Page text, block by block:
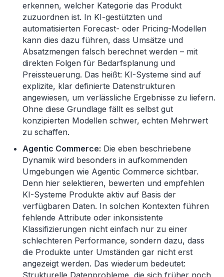
erkennen, welcher Kategorie das Produkt
zuzuordnen ist. In KI-gestützten und
automatisierten Forecast- oder Pricing-Modellen
kann dies dazu führen, dass Umsätze und
Absatzmengen falsch berechnet werden – mit
direkten Folgen für Bedarfsplanung und
Preissteuerung. Das heißt: KI-Systeme sind auf
explizite, klar definierte Datenstrukturen
angewiesen, um verlässliche Ergebnisse zu liefern.
Ohne diese Grundlage fällt es selbst gut
konzipierten Modellen schwer, echten Mehrwert
zu schaffen.
Agentic Commerce: Die eben beschriebene
Dynamik wird besonders in aufkommenden
Umgebungen wie Agentic Commerce sichtbar.
Denn hier selektieren, bewerten und empfehlen
KI-Systeme Produkte aktiv auf Basis der
verfügbaren Daten. In solchen Kontexten führen
fehlende Attribute oder inkonsistente
Klassifizierungen nicht einfach nur zu einer
schlechteren Performance, sondern dazu, dass
die Produkte unter Umständen gar nicht erst
angezeigt werden. Das wiederum bedeutet:
Strukturelle Datenprobleme, die sich früher noch